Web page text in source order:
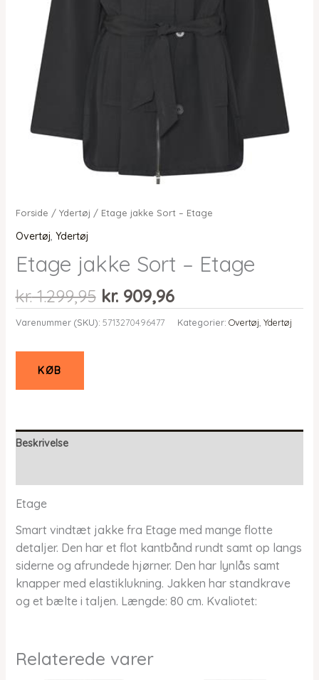
Forside / Ydertøj / Etage jakke Sort – Etage
Overtøj, Ydertøj
Etage jakke Sort – Etage
kr.1.299,95 Den
oprindelige
pris
kr.909,96Den
aktuelle
pris
Varenummer (SKU): 5713270496477 Kategorier: Overtøj Ydertøj
KØB
Beskrivelse
Etage
Smart vindtæt jakke fra Etage med mange flotte
detaljer. Den har et flot kantbånd rundt samt op langs
siderne og afrundede hjørner. Den har lynlås samt
knapper med elastiklukning. Jakken har standkrave
og et bælte i taljen. Længde: 80 cm. Kvaliotet:
Relaterede varer